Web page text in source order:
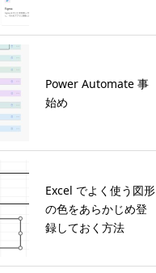
Power Automate 事
始め
Excel でよく使う図形
の色をあらかじめ登
録しておく方法